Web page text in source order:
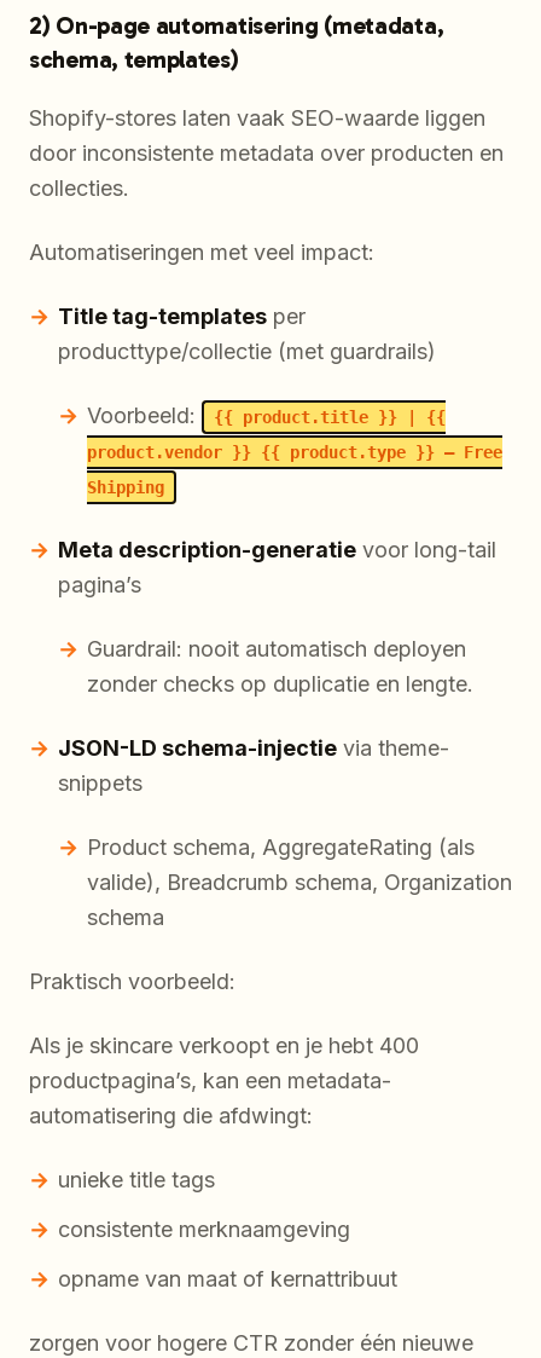
2) On-page automatisering (metadata,
schema, templates)
Shopify-stores laten vaak SEO-waarde liggen
door inconsistente metadata over producten en
collecties.
Automatiseringen met veel impact:
Title tag-templates per
producttype/collectie (met guardrails)
Voorbeeld:
{{ product.title }} | {{
product.vendor }} {{ product.type }} – Free
Shipping
Meta description-generatie voor long-tail
pagina’s
Guardrail: nooit automatisch deployen
zonder checks op duplicatie en lengte.
JSON-LD schema-injectie via theme-
snippets
Product schema, AggregateRating (als
valide), Breadcrumb schema, Organization
schema
Praktisch voorbeeld:
Als je skincare verkoopt en je hebt 400
productpagina’s, kan een metadata-
automatisering die afdwingt:
unieke title tags
consistente merknaamgeving
opname van maat of kernattribuut
zorgen voor hogere CTR zonder één nieuwe